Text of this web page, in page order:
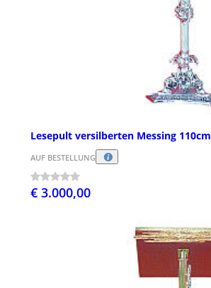
Lesepult versilberten Messing 110cm
AUF BESTELLUNG
€ 3.000,00